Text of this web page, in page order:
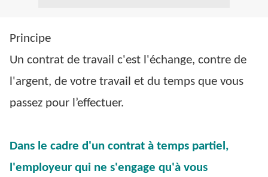
Principe
Un contrat de travail c'est l'échange, contre de
l'argent, de votre travail et du temps que vous
passez pour l’effectuer.
Dans le cadre d'un contrat à temps partiel,
l'employeur qui ne s'engage qu'à vous